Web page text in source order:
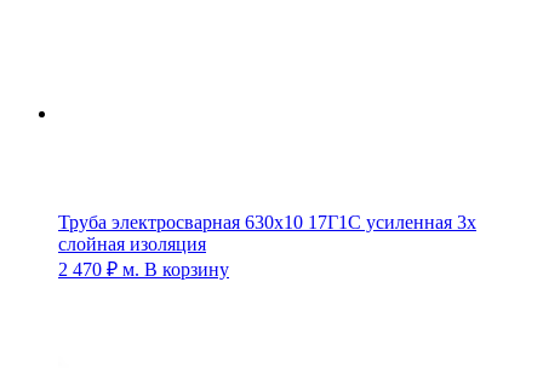
Труба электросварная 630х10 17Г1С усиленная 3х
слойная изоляция
2 470 ₽ м. В корзину